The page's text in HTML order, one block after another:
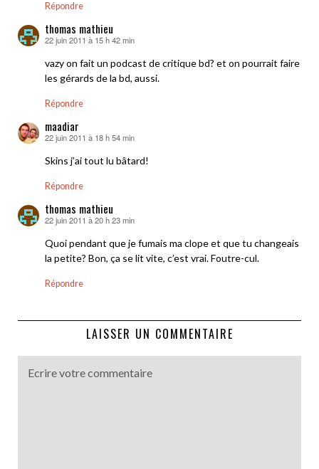
Répondre
thomas mathieu
dit :
22 juin 2011 à 15 h 42 min
vazy on fait un podcast de critique bd? et on pourrait faire
les gérards de la bd, aussi.
Répondre
maadiar
dit :
22 juin 2011 à 18 h 54 min
Skins j’ai tout lu bâtard!
Répondre
thomas mathieu
dit :
22 juin 2011 à 20 h 23 min
Quoi pendant que je fumais ma clope et que tu changeais
la petite? Bon, ça se lit vite, c’est vrai. Foutre-cul.
Répondre
LAISSER UN COMMENTAIRE